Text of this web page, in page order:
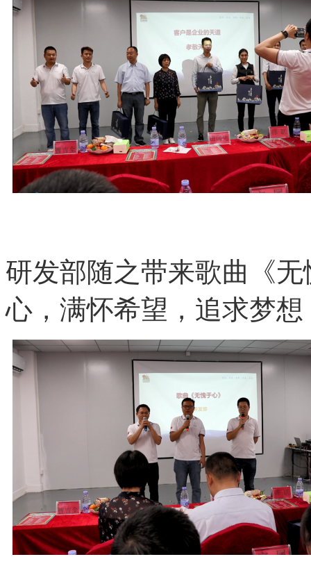
研发部随之带来歌曲《
心，满怀希望，追求梦